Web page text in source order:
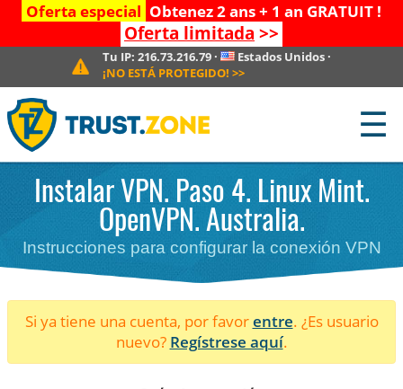
Oferta especial Obtenez 2 ans + 1 an GRATUIT !
Oferta limitada >>
Tu IP:216.73.216.79 · Estados Unidos·
¡NO ESTÁ PROTEGIDO! >>
☰
Instalar VPN. Paso 4. Linux Mint.
OpenVPN. Australia.
Instrucciones para configurar la conexión VPN
Si ya tiene una cuenta, por favorentre. ¿Es usuario
nuevo? Regístrese aquí.